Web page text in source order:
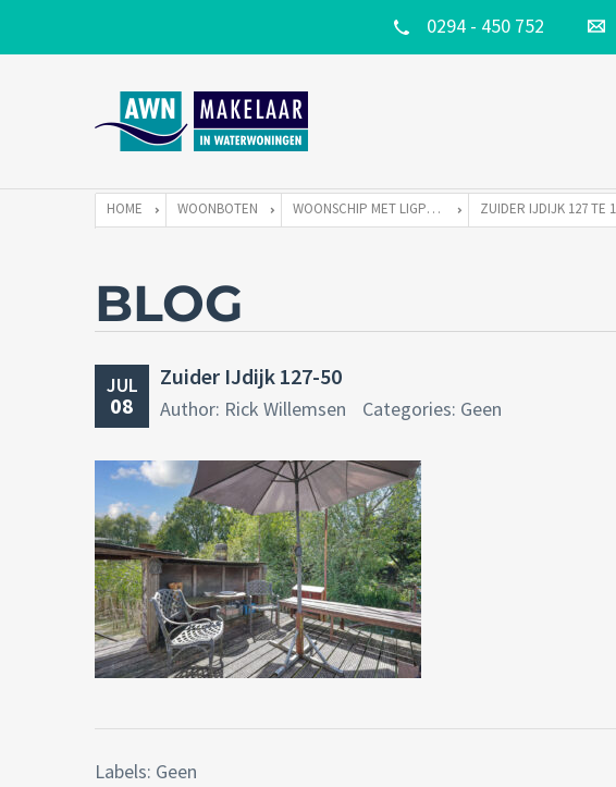
0294 - 450 752
HOME WOONBOTEN WOONSCHIP MET LIGPLAATS
BLOG
JUL
08
Zuider IJdijk 127-50
Author: Rick Willemsen Categories: Geen
Labels: Geen